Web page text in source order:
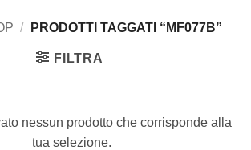
/ PRODOTTI TAGGATI “MF077B”
FILTRA
nessun prodotto che corrisponde alla
tua selezione.